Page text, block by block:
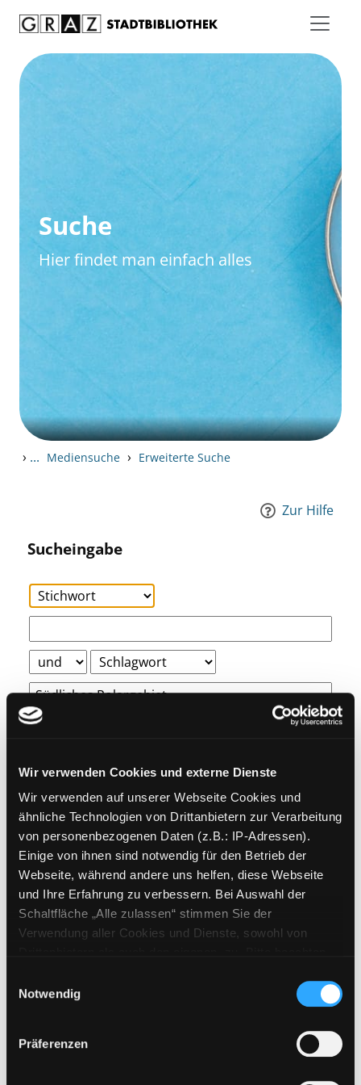
Wir verwenden Cookies und externe Dienste
Wir verwenden auf unserer Webseite Cookies und
ähnliche Technologien von Drittanbietern zur Verarbeitung
von personenbezogenen Daten (z.B.: IP-Adressen).
Einige von ihnen sind notwendig für den Betrieb der
Webseite, während andere uns helfen, diese Webseite
und Ihre Erfahrung zu verbessern. Bei Auswahl der
Schaltfläche „Alle zulassen“ stimmen Sie der
Verwendung aller Cookies und Dienste, sowohl von
Cookies von Drittanbietern, eine Verarbeitung in
unsicheren Drittländern (Länder außerhalb des EWR
ohne adäquates Datenschutzniveau) stattfinden kann. In
diesem Zusammenhang können aktuell Risiken für
Notwendig
Präferenzen
Suche
Hier findet man einfach alles
› ... Mediensuche › Erweiterte Suche
Zur Hilfe
Sucheingabe
Weitere Suchkriterien
Erwerbungen der letzten Tage
Jahr von
Medien anzeigen, die nach dem Jahr veröffentlicht
Jahr bis
Medien anzeigen, die vor dem
E-Medien
Mediengruppe